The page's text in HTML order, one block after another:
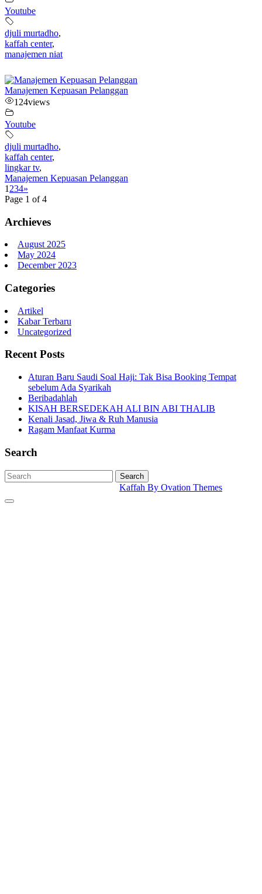
Youtube
djuli murtadho,
kaffah center,
manajemen niat
Manajemen Kepuasan Pelanggan
124views
Youtube
djuli murtadho,
kaffah center,
lingkar tv,
Manajemen Kepuasan Pelanggan
1 234»
Page 1 of 4
Archieves
August 2025
May 2024
December 2023
Categories
Artikel
Kabar Terbaru
Uncategorized
Recent Posts
Aturan Baru Saudi Soal Haji: Tak Bisa Booking Tempat
sebelum Ada Syarikah
Beribadahlah
KISAH BERSEDEKAH ALI BIN ABI THALIB
Kenali Jasad, Jiwa & Ruh Manusia
Ragam Manfaat Kurma
Search
Search
Kaffah By Ovation Themes